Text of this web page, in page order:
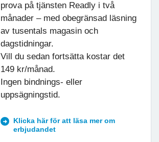
prova på tjänsten Readly i två
månader – med obegränsad läsning
av tusentals magasin och
dagstidningar.
Vill du sedan fortsätta kostar det
149 kr/månad.
Ingen bindnings- eller
uppsägningstid.
Klicka här för att läsa mer om
erbjudandet